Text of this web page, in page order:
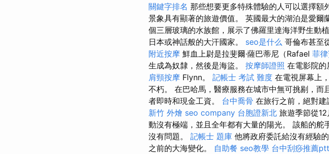
關鍵字排名 那些想要更多特殊體驗的人可以選擇額
景象具有顯著的旅遊價值。 英國最大的湖泊是愛
個三層玻璃的水族館，展示了佛羅里達海洋野生動
日本或神話般的大汗國家。 seo是什么 哥倫布甚至
附近按摩 鮮血上尉是拉斐爾·薩巴蒂尼（Rafael 菲
生成為奴隸，然後是海盜。 按摩師證照 在電影院
肩頸按摩 Flynn。 記帳士 考試 難度 在電視屏幕上
不朽。 在巴哈馬，醫療服務在城市中無可挑剔，
者即時和現金工資。 台中喬骨 在旅行之前，絕對建
新竹 外燴 seo company 台胞證新北 旅遊季節從
動沒有極端，並且全年都有大量的陽光。 該船的
沒有問題。 記帳士 題庫 他將政府委託給沒有經驗
之前的大海變化。 自助餐 seo教學 台中刮痧推薦ptt